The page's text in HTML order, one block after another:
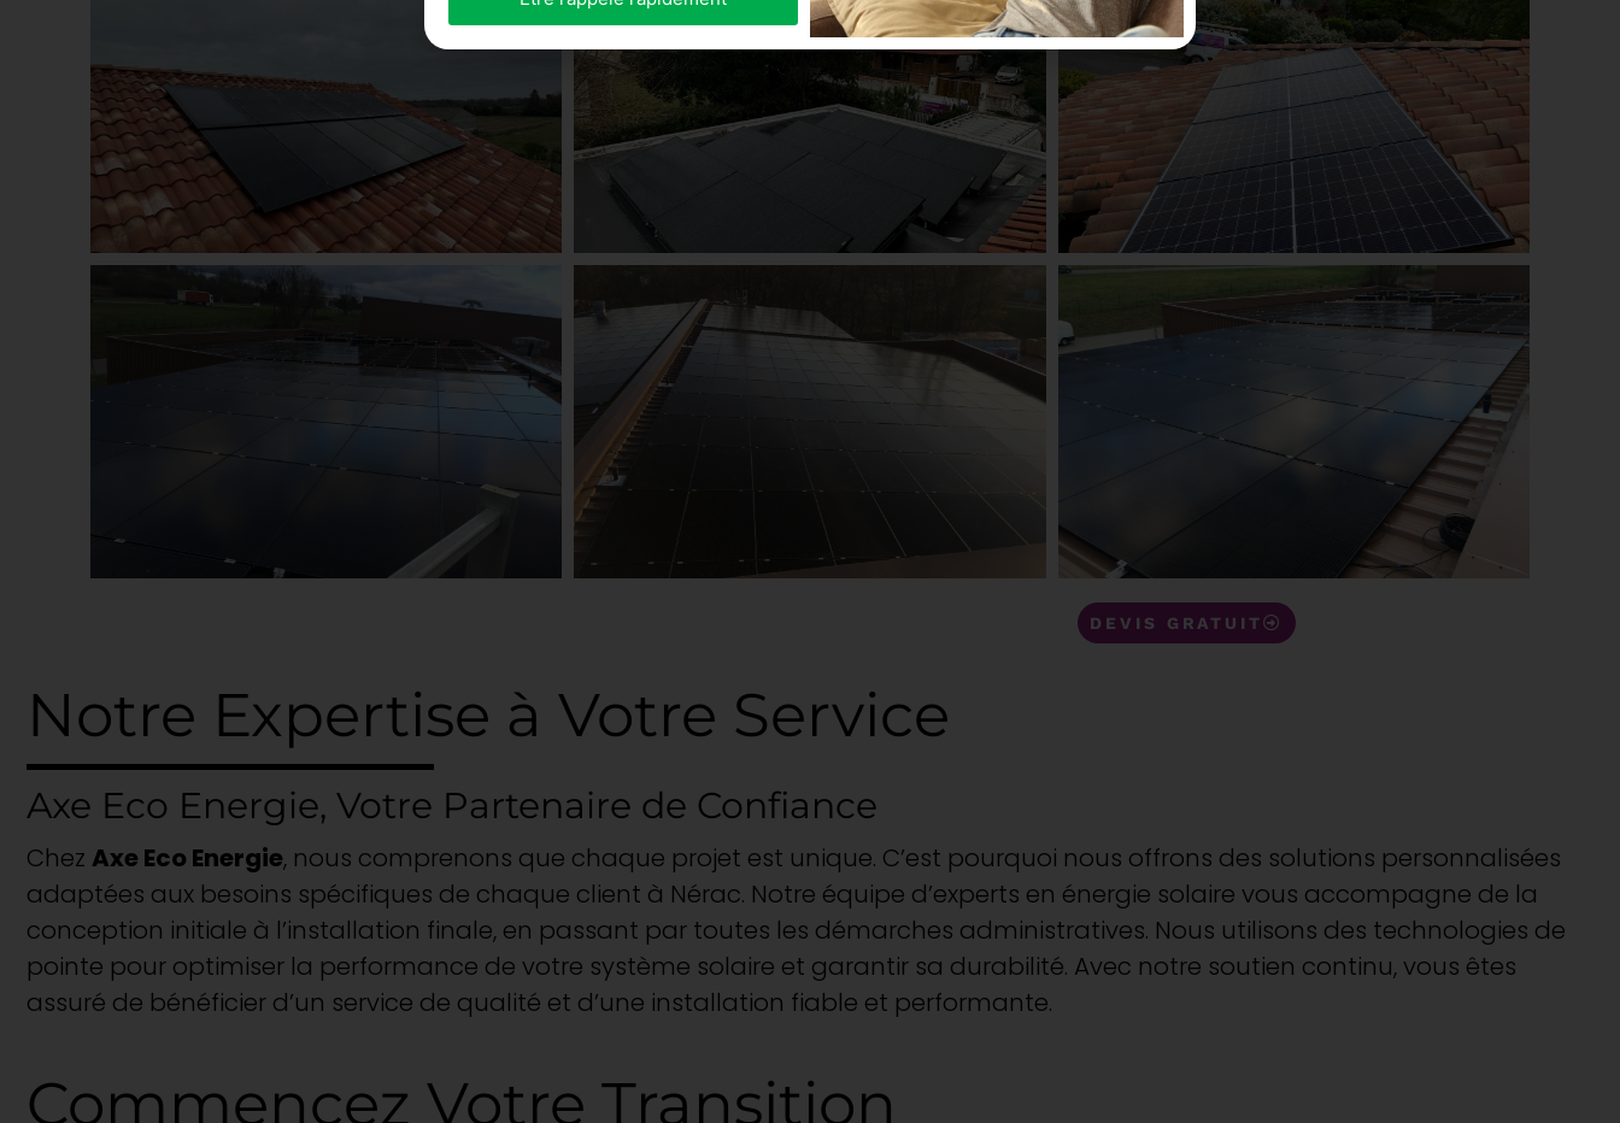
DEVIS GRATUIT
Notre Expertise à Votre Service
Axe Eco Energie, Votre Partenaire de Confiance
Chez Axe Eco Energie, nous comprenons que chaque projet est unique. C’est pourquoi nous offrons des solutions personnalisées
adaptées aux besoins spécifiques de chaque client à Nérac. Notre équipe d’experts en énergie solaire vous accompagne de la
conception initiale à l’installation finale, en passant par toutes les démarches administratives. Nous utilisons des technologies de
pointe pour optimiser la performance de votre système solaire et garantir sa durabilité. Avec notre soutien continu, vous êtes
assuré de bénéficier d’un service de qualité et d’une installation fiable et performante.
Commencez Votre Transition